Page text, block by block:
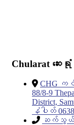
Chularat ဆေးရုံ
CHG က
88/8-9
District,
နံပါတ်
ဆက်သွယ်